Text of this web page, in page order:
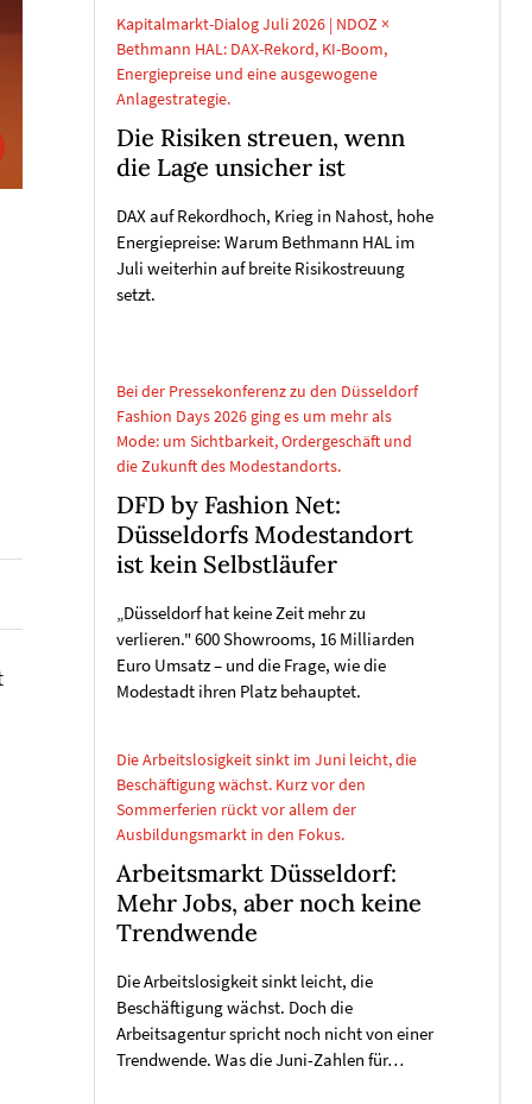
Kapitalmarkt-Dialog Juli 2026 | NDOZ ×
Bethmann HAL: DAX-Rekord, KI-Boom,
Energiepreise und eine ausgewogene
Anlagestrategie.
Die Risiken streuen, wenn
die Lage unsicher ist
DAX auf Rekordhoch, Krieg in Nahost, hohe
Energiepreise: Warum Bethmann HAL im
Juli weiterhin auf breite Risikostreuung
setzt.
Bei der Pressekonferenz zu den Düsseldorf
Fashion Days 2026 ging es um mehr als
Mode: um Sichtbarkeit, Ordergeschäft und
die Zukunft des Modestandorts.
DFD by Fashion Net:
Düsseldorfs Modestandort
ist kein Selbstläufer
„Düsseldorf hat keine Zeit mehr zu
verlieren." 600 Showrooms, 16 Milliarden
Euro Umsatz – und die Frage, wie die
Modestadt ihren Platz behauptet.
Die Arbeitslosigkeit sinkt im Juni leicht, die
Beschäftigung wächst. Kurz vor den
Sommerferien rückt vor allem der
Ausbildungsmarkt in den Fokus.
Arbeitsmarkt Düsseldorf:
Mehr Jobs, aber noch keine
Trendwende
Die Arbeitslosigkeit sinkt leicht, die
Beschäftigung wächst. Doch die
Arbeitsagentur spricht noch nicht von einer
Trendwende. Was die Juni-Zahlen für…